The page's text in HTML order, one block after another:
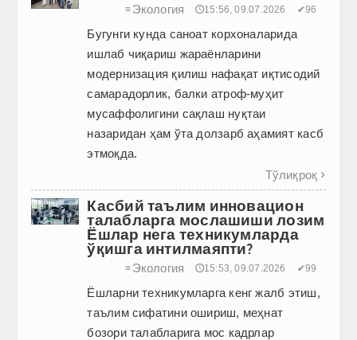
≡ Экология 🕔15:56, 09.07.2026 ✔96
Бугунги кунда саноат корхоналарида
ишлаб чиқариш жараёнларини
модернизация қилиш нафақат иқтисодий
самарадорлик, балки атроф-муҳит
мусаффолигини сақлаш нуқтаи
назаридан ҳам ўта долзарб аҳамият касб
этмоқда.
Тўлиқроқ 
Касбий таълим инновацион
талабларга мослашиши лозим
Ёшлар нега техникумларда
ўқишга интилмаяпти?
≡ Экология 🕔15:53, 09.07.2026 ✔99
Ёшларни техникумларга кенг жалб этиш,
таълим сифатини ошириш, меҳнат
бозори талабларига мос кадрлар